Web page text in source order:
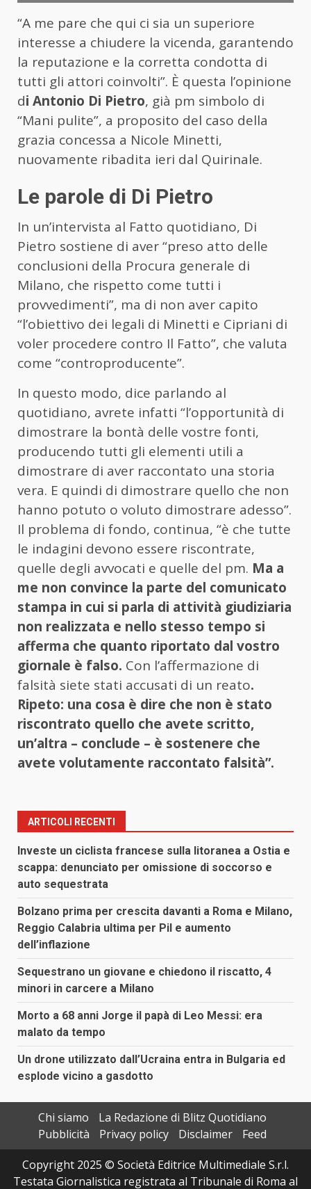
“A me pare che qui ci sia un superiore
interesse a chiudere la vicenda, garantendo
la reputazione e la corretta condotta di
tutti gli attori coinvolti”. È questa l’opinione
di Antonio Di Pietro, già pm simbolo di
“Mani pulite”, a proposito del caso della
grazia concessa a Nicole Minetti,
nuovamente ribadita ieri dal Quirinale.
Le parole di Di Pietro
In un’intervista al Fatto quotidiano, Di
Pietro sostiene di aver “preso atto delle
conclusioni della Procura generale di
Milano, che rispetto come tutti i
provvedimenti”, ma di non aver capito
“l’obiettivo dei legali di Minetti e Cipriani di
voler procedere contro Il Fatto”, che valuta
come “controproducente”.
In questo modo, dice parlando al
quotidiano, avrete infatti “l’opportunità di
dimostrare la bontà delle vostre fonti,
producendo tutti gli elementi utili a
dimostrare di aver raccontato una storia
vera. E quindi di dimostrare quello che non
hanno potuto o voluto dimostrare adesso”.
Il problema di fondo, continua, “è che tutte
le indagini devono essere riscontrate,
quelle degli avvocati e quelle del pm. Ma a
me non convince la parte del comunicato
stampa in cui si parla di attività giudiziaria
non realizzata e nello stesso tempo si
afferma che quanto riportato dal vostro
giornale è falso. Con l’affermazione di
falsità siete stati accusati di un reato.
Ripeto: una cosa è dire che non è stato
riscontrato quello che avete scritto,
un’altra – conclude – è sostenere che
avete volutamente raccontato falsità”.
ARTICOLI RECENTI
Investe un ciclista francese sulla litoranea a Ostia e
scappa: denunciato per omissione di soccorso e
auto sequestrata
Bolzano prima per crescita davanti a Roma e Milano,
Reggio Calabria ultima per Pil e aumento
dell’inflazione
Sequestrano un giovane e chiedono il riscatto, 4
minori in carcere a Milano
Morto a 68 anni Jorge il papà di Leo Messi: era
malato da tempo
Un drone utilizzato dall’Ucraina entra in Bulgaria ed
esplode vicino a gasdotto
Chi siamo
La Redazione di Blitz Quotidiano
Pubblicità
Privacy policy Disclaimer
Feed
Copyright 2025 © Società Editrice Multimediale S.r.l.
Testata Giornalistica registrata al Tribunale di Roma al